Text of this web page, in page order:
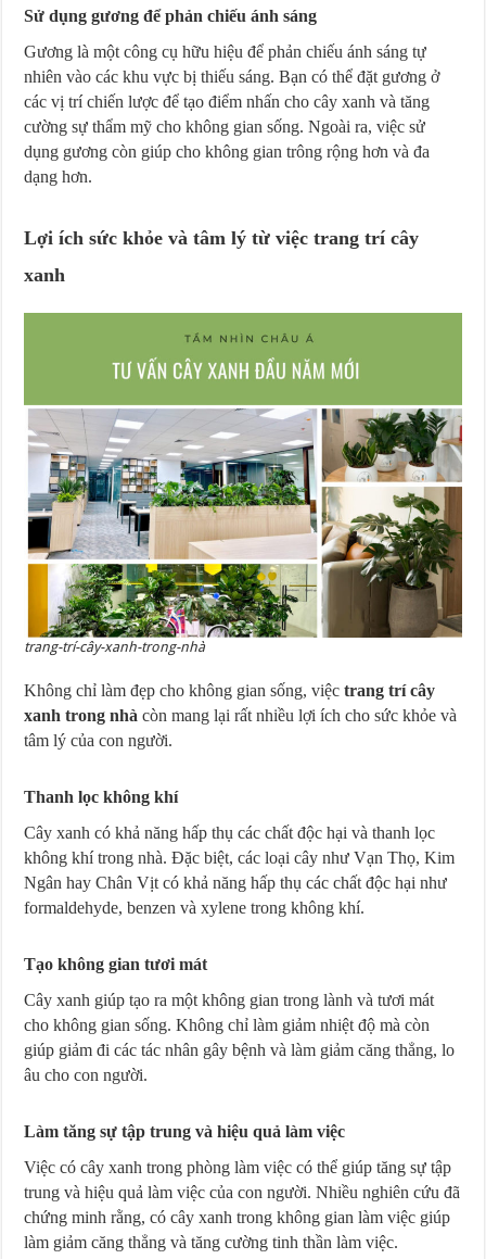
Sử dụng gương để phản chiếu ánh sáng
Gương là một công cụ hữu hiệu để phản chiếu ánh sáng tự
nhiên vào các khu vực bị thiếu sáng. Bạn có thể đặt gương ở
các vị trí chiến lược để tạo điểm nhấn cho cây xanh và tăng
cường sự thẩm mỹ cho không gian sống. Ngoài ra, việc sử
dụng gương còn giúp cho không gian trông rộng hơn và đa
dạng hơn.
Lợi ích sức khỏe và tâm lý từ việc trang trí cây
xanh
trang-trí-cây-xanh-trong-nhà
Không chỉ làm đẹp cho không gian sống, việctrang trí cây
xanh trong nhà còn mang lại rất nhiều lợi ích cho sức khỏe và
tâm lý của con người.
Thanh lọc không khí
Cây xanh có khả năng hấp thụ các chất độc hại và thanh lọc
không khí trong nhà. Đặc biệt, các loại cây như Vạn Thọ, Kim
Ngân hay Chân Vịt có khả năng hấp thụ các chất độc hại như
formaldehyde, benzen và xylene trong không khí.
Tạo không gian tươi mát
Cây xanh giúp tạo ra một không gian trong lành và tươi mát
cho không gian sống. Không chỉ làm giảm nhiệt độ mà còn
giúp giảm đi các tác nhân gây bệnh và làm giảm căng thẳng, lo
âu cho con người.
Làm tăng sự tập trung và hiệu quả làm việc
Việc có cây xanh trong phòng làm việc có thể giúp tăng sự tập
trung và hiệu quả làm việc của con người. Nhiều nghiên cứu đã
chứng minh rằng, có cây xanh trong không gian làm việc giúp
làm giảm căng thẳng và tăng cường tinh thần làm việc.